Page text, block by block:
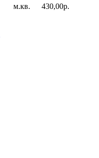
м.кв. 430,00р.